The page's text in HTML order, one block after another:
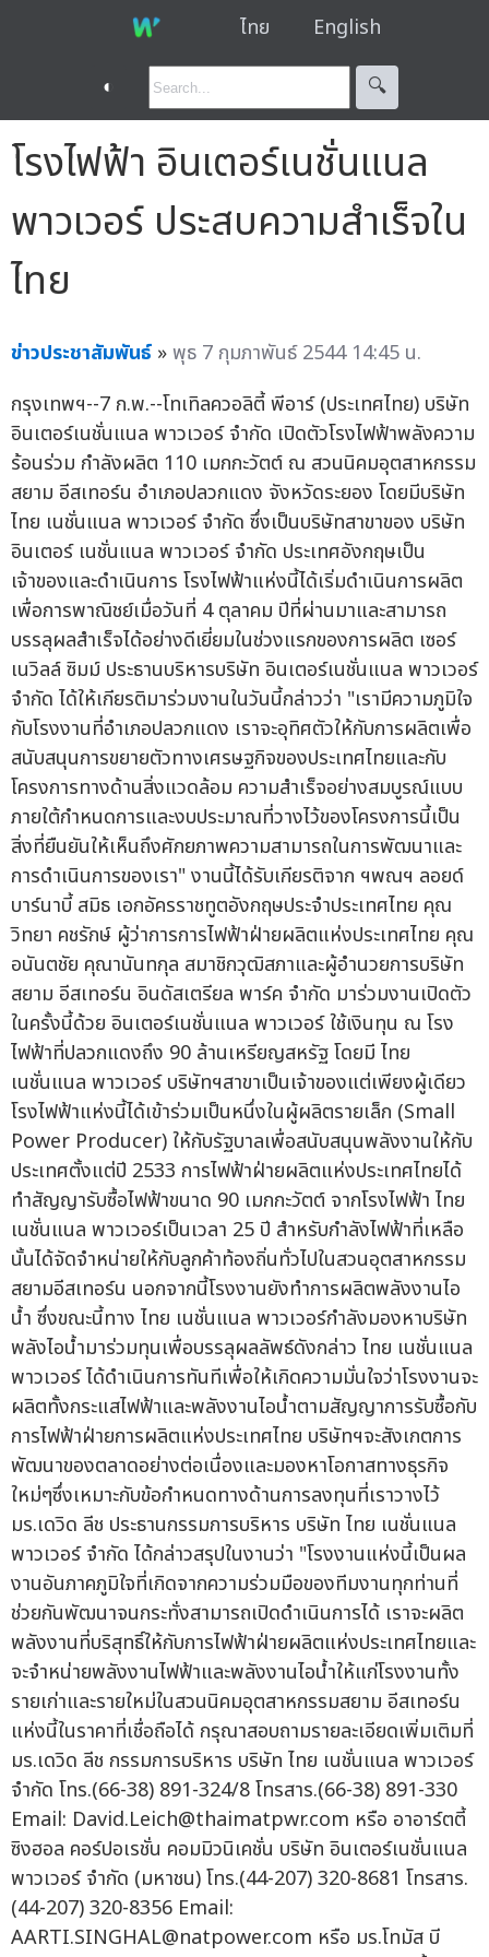
ไทย English
◐ 🔍︎
โรงไฟฟ้า อินเตอร์เนชั่นแนล
พาวเวอร์ ประสบความสำเร็จใน
ไทย
ข่าวประชาสัมพันธ์ »พุธ 7 กุมภาพันธ์ 2544 14:45 น.
กรุงเทพฯ--7 ก.พ.--โทเทิลควอลิตี้ พีอาร์ (ประเทศไทย) บริษัท
อินเตอร์เนชั่นแนล พาวเวอร์ จำกัด เปิดตัวโรงไฟฟ้าพลังความ
ร้อนร่วม กำลังผลิต 110 เมกกะวัตต์ ณ สวนนิคมอุตสาหกรรม
สยาม อีสเทอร์น อำเภอปลวกแดง จังหวัดระยอง โดยมีบริษัท
ไทย เนชั่นแนล พาวเวอร์ จำกัด ซึ่งเป็นบริษัทสาขาของ บริษัท
อินเตอร์ เนชั่นแนล พาวเวอร์ จำกัด ประเทศอังกฤษเป็น
เจ้าของและดำเนินการ โรงไฟฟ้าแห่งนี้ได้เริ่มดำเนินการผลิต
เพื่อการพาณิชย์เมื่อวันที่ 4 ตุลาคม ปีที่ผ่านมาและสามารถ
บรรลุผลสำเร็จได้อย่างดีเยี่ยมในช่วงแรกของการผลิต เซอร์
เนวิลล์ ซิมม์ ประธานบริหารบริษัท อินเตอร์เนชั่นแนล พาวเวอร์
จำกัด ได้ให้เกียรติมาร่วมงานในวันนี้กล่าวว่า "เรามีความภูมิใจ
กับโรงงานที่อำเภอปลวกแดง เราจะอุทิศตัวให้กับการผลิตเพื่อ
สนับสนุนการขยายตัวทางเศรษฐกิจของประเทศไทยและกับ
โครงการทางด้านสิ่งแวดล้อม ความสำเร็จอย่างสมบูรณ์แบบ
ภายใต้กำหนดการและงบประมาณที่วางไว้ของโครงการนี้เป็น
สิ่งที่ยืนยันให้เห็นถึงศักยภาพความสามารถในการพัฒนาและ
การดำเนินการของเรา" งานนี้ได้รับเกียรติจาก ฯพณฯ ลอยด์
บาร์นาบี้ สมิธ เอกอัครราชทูตอังกฤษประจำประเทศไทย คุณ
วิทยา คชรักษ์ ผู้ว่าการการไฟฟ้าฝ่ายผลิตแห่งประเทศไทย คุณ
อนันตชัย คุณานันทกุล สมาชิกวุฒิสภาและผู้อำนวยการบริษัท
สยาม อีสเทอร์น อินดัสเตรียล พาร์ค จำกัด มาร่วมงานเปิดตัว
ในครั้งนี้ด้วย อินเตอร์เนชั่นแนล พาวเวอร์ ใช้เงินทุน ณ โรง
ไฟฟ้าที่ปลวกแดงถึง 90 ล้านเหรียญสหรัฐ โดยมี ไทย
เนชั่นแนล พาวเวอร์ บริษัทฯสาขาเป็นเจ้าของแต่เพียงผู้เดียว
โรงไฟฟ้าแห่งนี้ได้เข้าร่วมเป็นหนึ่งในผู้ผลิตรายเล็ก (Small
Power Producer) ให้กับรัฐบาลเพื่อสนับสนุนพลังงานให้กับ
ประเทศตั้งแต่ปี 2533 การไฟฟ้าฝ่ายผลิตแห่งประเทศไทยได้
ทำสัญญารับซื้อไฟฟ้าขนาด 90 เมกกะวัตต์ จากโรงไฟฟ้า ไทย
เนชั่นแนล พาวเวอร์เป็นเวลา 25 ปี สำหรับกำลังไฟฟ้าที่เหลือ
นั้นได้จัดจำหน่ายให้กับลูกค้าท้องถิ่นทั่วไปในสวนอุตสาหกรรม
สยามอีสเทอร์น นอกจากนี้โรงงานยังทำการผลิตพลังงานไอ
น้ำ ซึ่งขณะนี้ทาง ไทย เนชั่นแนล พาวเวอร์กำลังมองหาบริษัท
พลังไอน้ำมาร่วมทุนเพื่อบรรลุผลลัพธ์ดังกล่าว ไทย เนชั่นแนล
พาวเวอร์ ได้ดำเนินการทันทีเพื่อให้เกิดความมั่นใจว่าโรงงานจะ
ผลิตทั้งกระแสไฟฟ้าและพลังงานไอน้ำตามสัญญาการรับซื้อกับ
การไฟฟ้าฝ่ายการผลิตแห่งประเทศไทย บริษัทฯจะสังเกตการ
พัฒนาของตลาดอย่างต่อเนื่องและมองหาโอกาสทางธุรกิจ
ใหม่ๆซึ่งเหมาะกับข้อกำหนดทางด้านการลงทุนที่เราวางไว้
มร.เดวิด ลีช ประธานกรรมการบริหาร บริษัท ไทย เนชั่นแนล
พาวเวอร์ จำกัด ได้กล่าวสรุปในงานว่า "โรงงานแห่งนี้เป็นผล
งานอันภาคภูมิใจที่เกิดจากความร่วมมือของทีมงานทุกท่านที่
ช่วยกันพัฒนาจนกระทั่งสามารถเปิดดำเนินการได้ เราจะผลิต
พลังงานที่บริสุทธิ์ให้กับการไฟฟ้าฝ่ายผลิตแห่งประเทศไทยและ
จะจำหน่ายพลังงานไฟฟ้าและพลังงานไอน้ำให้แก่โรงงานทั้ง
รายเก่าและรายใหม่ในสวนนิคมอุตสาหกรรมสยาม อีสเทอร์น
แห่งนี้ในราคาที่เชื่อถือได้ กรุณาสอบถามรายละเอียดเพิ่มเติมที่
มร.เดวิด ลีช กรรมการบริหาร บริษัท ไทย เนชั่นแนล พาวเวอร์
จำกัด โทร.(66-38) 891-324/8 โทรสาร.(66-38) 891-330
Email: David.Leich@thaimatpwr.com หรือ อาอาร์ตตี้
ซิงฮอล คอร์ปอเรชั่น คอมมิวนิเคชั่น บริษัท อินเตอร์เนชั่นแนล
พาวเวอร์ จำกัด (มหาชน) โทร.(44-207) 320-8681 โทรสาร.
(44-207) 320-8356 Email:
AARTI.SINGHAL@natpower.com หรือ มร.โทมัส บี